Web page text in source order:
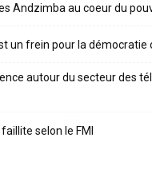
Andzimba au coeur du
un frein pour la démocratie
autour du secteur des
selon le FMI